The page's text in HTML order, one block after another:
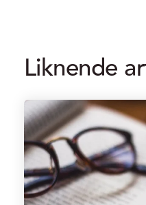
Liknende